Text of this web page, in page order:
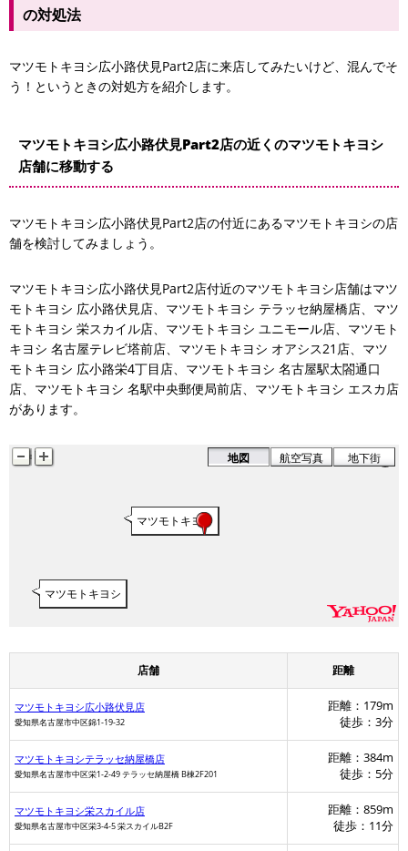
の対処法
マツモトキヨシ広小路伏見Part2店に来店してみたいけど、混んでそ
う！というときの対処方を紹介します。
マツモトキヨシ広小路伏見Part2店の近くのマツモトキヨシ
店舗に移動する
マツモトキヨシ広小路伏見Part2店の付近にあるマツモトキヨシの店
舗を検討してみましょう。
マツモトキヨシ広小路伏見Part2店付近のマツモトキヨシ店舗はマツ
モトキヨシ 広小路伏見店、マツモトキヨシ テラッセ納屋橋店、マツ
モトキヨシ 栄スカイル店、マツモトキヨシ ユニモール店、マツモト
キヨシ 名古屋テレビ塔前店、マツモトキヨシ オアシス21店、マツ
モトキヨシ 広小路栄4丁目店、マツモトキヨシ 名古屋駅太閤通口
店、マツモトキヨシ 名駅中央郵便局前店、マツモトキヨシ エスカ店
があります。
マツモトキヨシ
マツモトキヨシ
地図 航空写真 地下街
店舗 距離
マツモトキヨシ広小路伏見店
愛知県名古屋市中区錦1-19-32
距離：179m
徒歩：3分
マツモトキヨシテラッセ納屋橋店
愛知県名古屋市中区栄1-2-49 テラッセ納屋橋 B棟2F201
距離：384m
徒歩：5分
マツモトキヨシ栄スカイル店
愛知県名古屋市中区栄3-4-5 栄スカイルB2F
距離：859m
徒歩：11分